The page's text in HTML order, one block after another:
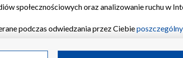
społecznościowych oraz analizowanie ruchu w
podczas odwiedzania przez Ciebie
następujących celów i funkcji: przechowywania